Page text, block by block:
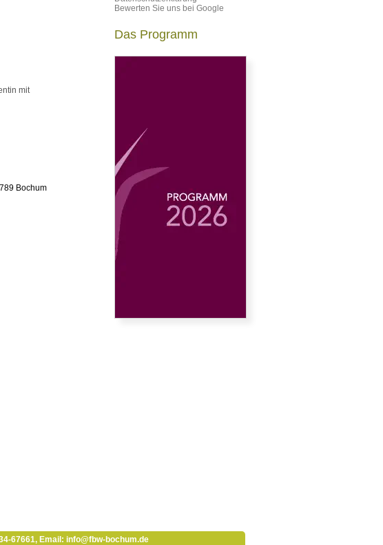
mit
Bochum
Bewerten Sie uns bei Google
Das Programm
67661, Email: info@fbw-bochum.de